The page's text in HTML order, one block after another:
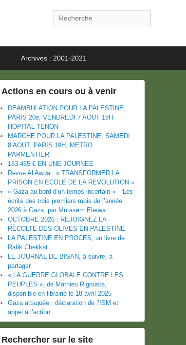
Recherche
Archives : 2001-2021
Actions en cours ou à venir
DEAMBULATION POUR LA PALESTINE,
PARIS 20e, VENDREDI 7 AOUT 19H
HOPITAL TENON
MARCHE POUR LA PALESTINE, SAMEDI
8 AOUT, PARIS 19H, METRO
PARMENTIER
183.465 € EN UNE JOURNEE
Revue Al Awda : « TRANSFORMER LA
PRISON EN ECOLE DE LA REVOLUTION »
« Gaza au bord d’un temps incertain » – Les
écrits des trois premiers mois de l’année
2026 à Gaza, par Mutasem Eleïwa
OCTOBRE 2026 : REJOIGNEZ LA
RÉCOLTE DES OLIVES EN PALESTINE
LA PALESTINE EN PROCES, un livre de
Rafik Chekkat
LE JOURNAL DE BISAN, à suivre, à
partager
« LA GUERRE GLOBALE CONTRE LES
PEUPLES », de Mathieu Rigouste,
disponible en librairie le 18 avril 2025
Gaza attaquée : déclaration de l’ISM et
appel à l’action
Rechercher sur le site